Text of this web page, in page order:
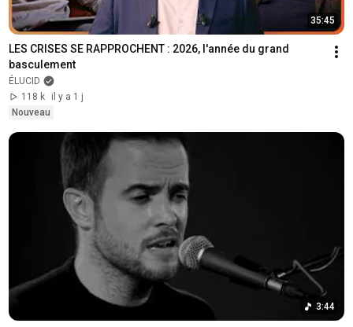
35:45
LES CRISES SE RAPPROCHENT : 2026, l'année du grand
basculement
ÉLUCID
118 k
il y a 1 j
Nouveau
3:44